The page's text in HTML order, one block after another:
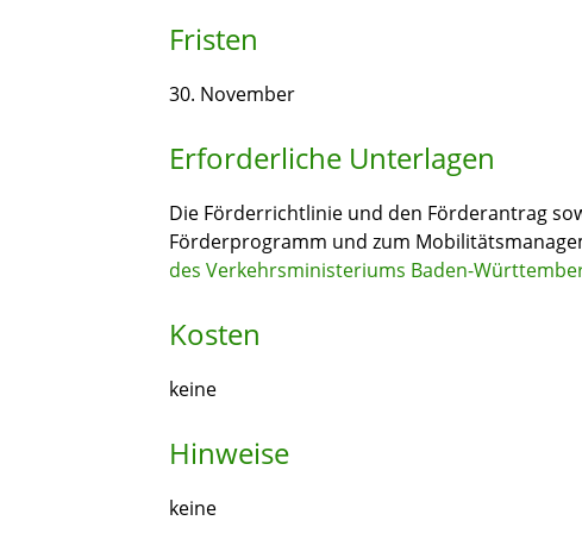
Fristen
30. November
Erforderliche Unterlagen
Die Förderrichtlinie und den Förderantrag
Förderprogramm und zum
des Verkehrsministeriums Baden-
Kosten
keine
Hinweise
keine